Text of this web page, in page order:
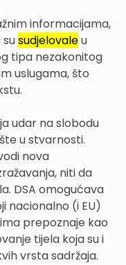
informacijama,
sudjelovaleu
tipa nezakonitog
uslugama, što
udar na slobodu
u stvarnosti.
nova
niti da
DSA omogućava
nacionalno (i EU)
prepoznaje kao
tijela koja su i
vrsta sadržaja.